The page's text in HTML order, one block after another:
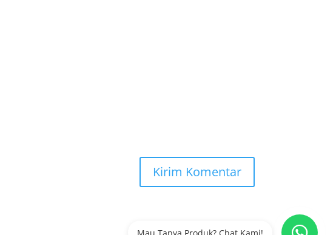
Mau Tanya Produk? Chat Kami!